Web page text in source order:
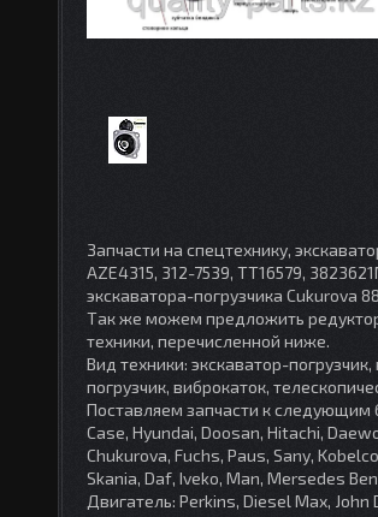
Запчасти на спецтехнику,
AZE4315, 312-7539, TT16579,
экскаватора-погрузчика Cukurova
Так же можем предложить
техники, перечисленной ниже.
Вид техники: экскаватор-
погрузчик, виброкаток,
Поставляем запчасти к следующим
Case, Hyundai, Doosan, Hitachi,
Chukurova, Fuchs, Paus, Sany,
Skania, Daf, Iveko, Man, Mersedes
Двигатель: Perkins, Diesel Max,